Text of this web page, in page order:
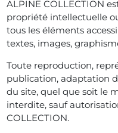
ALPINE COLLECTION
propriété intellectuelle
tous les éléments
textes, images,
Toute reproduction,
publication, adaptation
du site, quel que soit le
interdite, sauf
COLLECTION.